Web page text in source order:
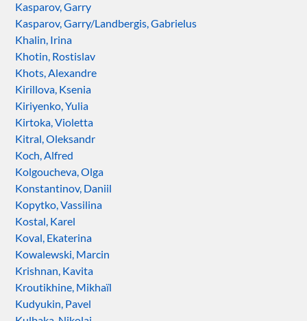
Kasparov, Garry
Kasparov, Garry/Landbergis, Gabrielus
Khalin, Irina
Khotin, Rostislav
Khots, Alexandre
Kirillova, Ksenia
Kiriyenko, Yulia
Kirtoka, Violetta
Kitral, Oleksandr
Koch, Alfred
Kolgoucheva, Olga
Konstantinov, Daniil
Kopytko, Vassilina
Kostal, Karel
Koval, Ekaterina
Kowalewski, Marcin
Krishnan, Kavita
Kroutikhine, Mikhaïl
Kudyukin, Pavel